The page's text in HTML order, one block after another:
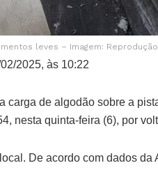
leves – Imagem:
2025, às 10:22
carga de algodão sobre a
nesta quinta-feira (6), por
De acordo com dados